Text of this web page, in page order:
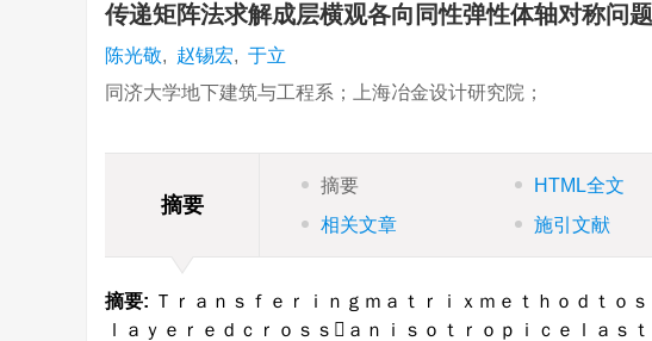
传递矩阵法求解成层横观各向同性弹性体轴对称问
陈光敬, 赵锡宏, 于立
同济大学地下建筑与工程系；上海冶金设计研究院；
摘要
摘要 HTML全文
相关文章
施引文献
摘要: Ｔｒａｎｓｆｅｒｉｎｇｍａｔｒｉｘｍｅｔｈｏｄｔｏ
ｌａｙｅｒｅｄｃｒｏｓｓａｎｉｓｏｔｒｏｐｉｃｅｌａｓ